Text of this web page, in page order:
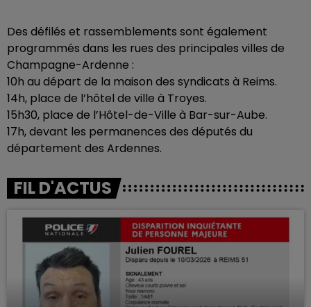
Des défilés et rassemblements sont également
programmés dans les rues des principales villes de
Champagne-Ardenne :
10h au départ de la maison des syndicats à Reims.
14h, place de l’hôtel de ville à Troyes.
15h30, place de l’Hôtel-de-Ville à Bar-sur-Aube.
17h, devant les permanences des députés du
département des Ardennes.
FIL D'ACTUS